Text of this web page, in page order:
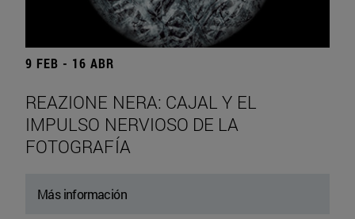
9 FEB - 16 ABR
REAZIONE NERA: CAJAL Y EL
IMPULSO NERVIOSO DE LA
FOTOGRAFÍA
Más información